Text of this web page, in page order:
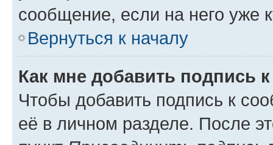
сообщение, если на него уже
Вернуться к началу
Как мне добавить подпись
Чтобы добавить подпись к
её в личном разделе. После